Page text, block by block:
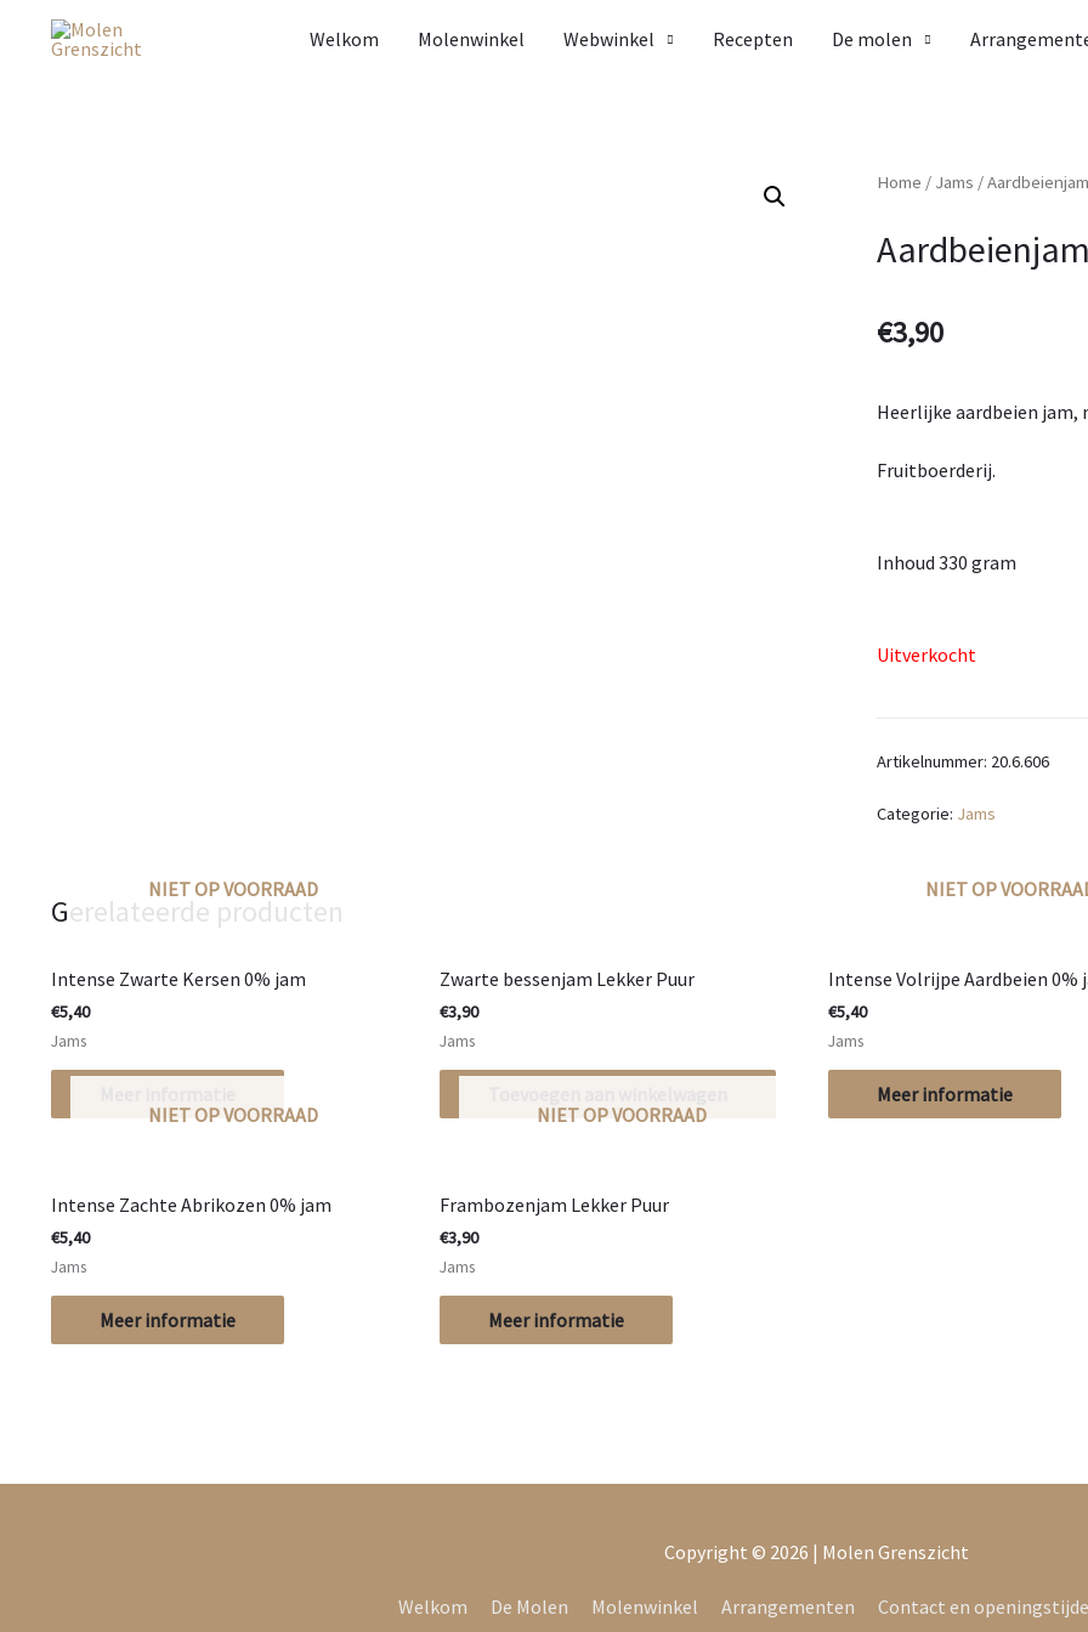
Welkom Molenwinkel Webwinkel Recepten De molen
Home / Jams /
€3,90
Heerlijke aardbeien
Fruitboerderij.
Inhoud 330 gram
Uitverkocht
Artikelnummer: 20.6.606
Categorie: Jams
Gerelateerde producten
NIET OP VOORRAAD
Intense Zwarte Kersen 0% jam
€5,40
Jams
Zwarte bessenjam Lekker Puur
€3,90
Jams
NIET OP
Intense Volrijpe Aardbeien 0%
€5,40
Jams
Meer informatie
NIET OP VOORRAAD
Intense Zachte Abrikozen 0% jam
€5,40
Jams
Meer informatie
NIET OP VOORRAAD
Frambozenjam Lekker Puur
€3,90
Jams
Meer informatie
Copyright © 2026 | Molen Grenszicht
Welkom De Molen Molenwinkel Arrangementen Contact en